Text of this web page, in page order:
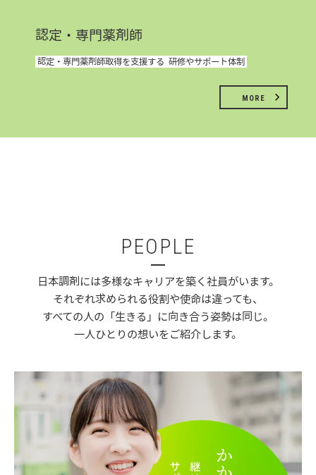
認定・専門薬剤師
認定・専門薬剤師取得を支援する 研修やサポート体制
MORE
PEOPLE
日本調剤には多様なキャリアを築く社員がいます。
それぞれ求められる役割や使命は違っても、
すべての人の「生きる」に向き合う姿勢は同じ。
一人ひとりの想いをご紹介します。